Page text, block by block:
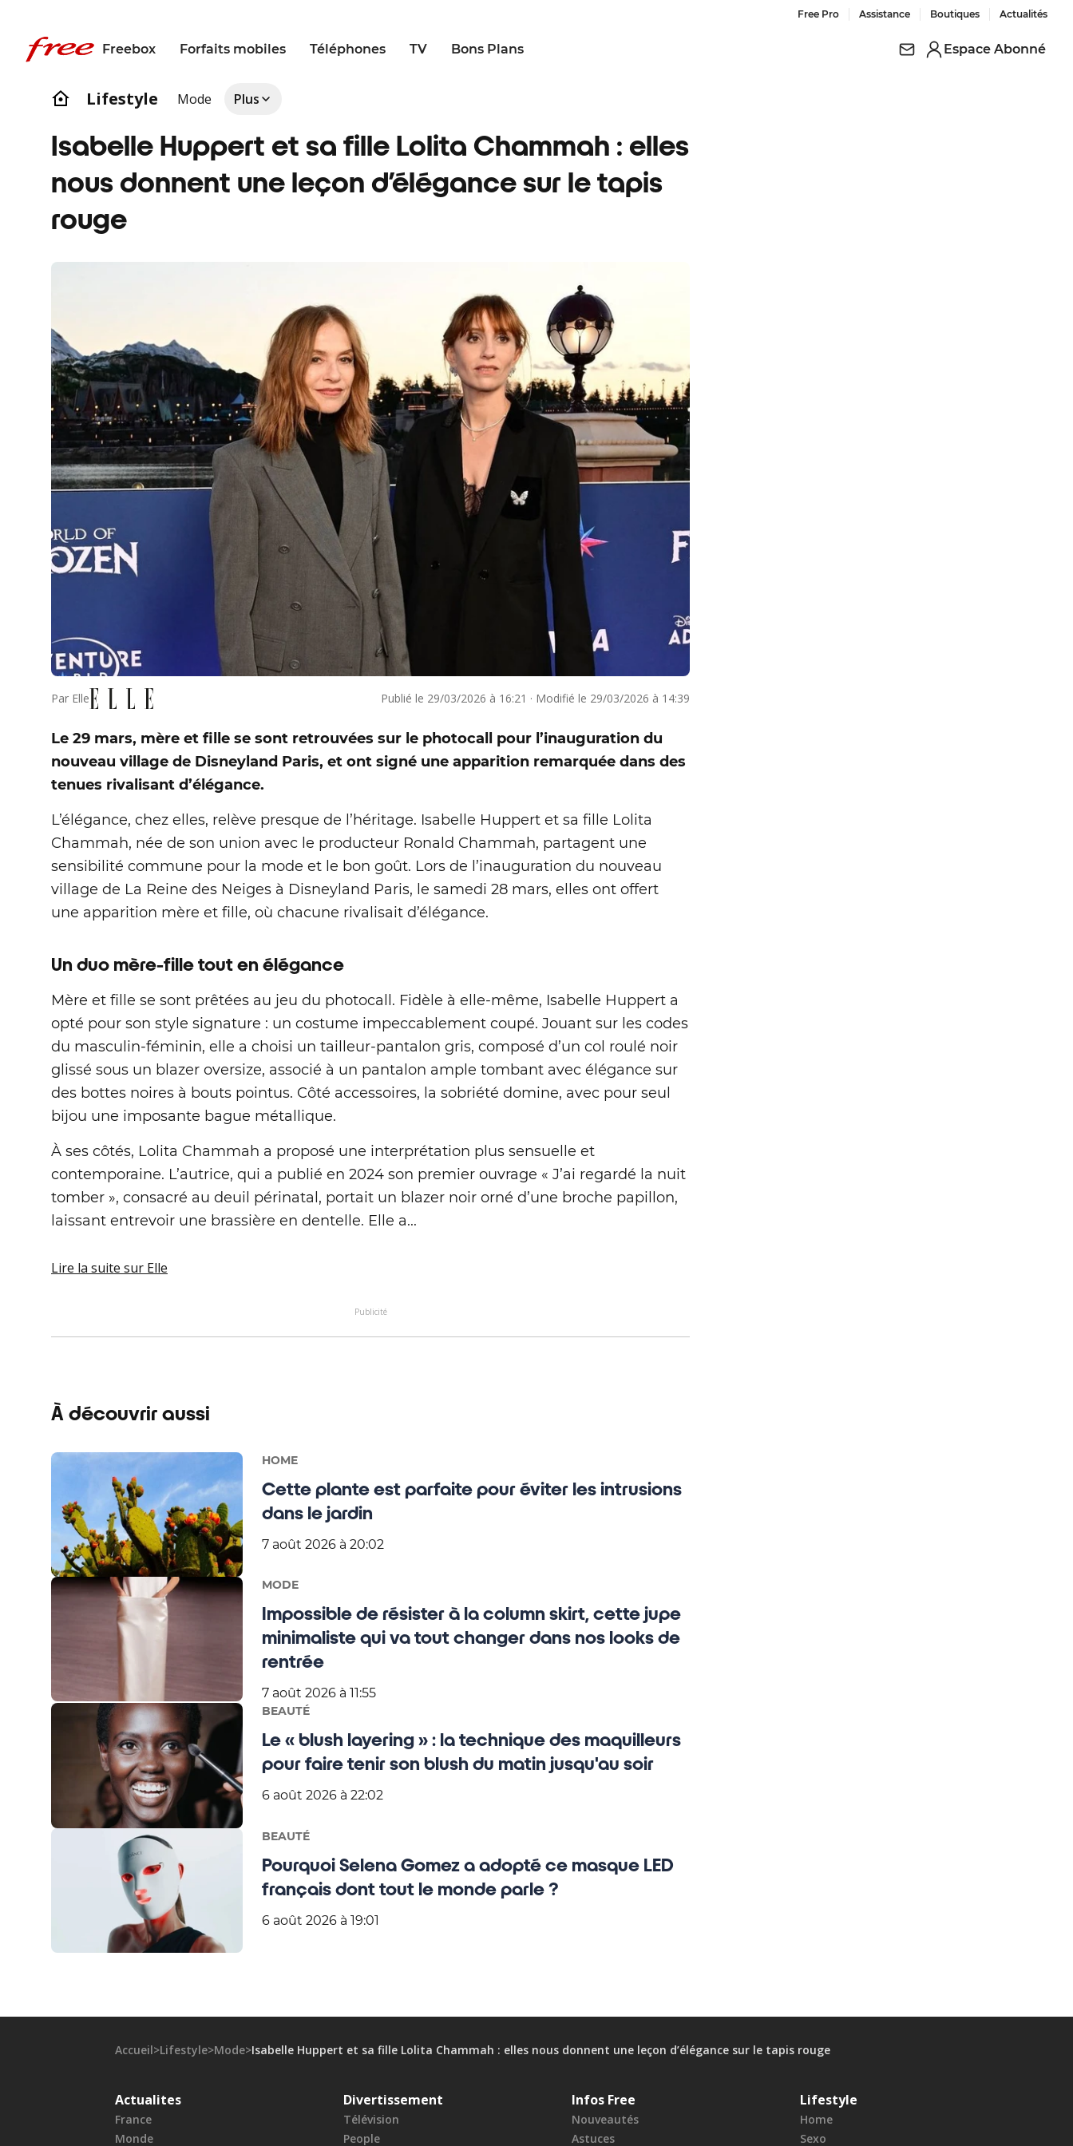
Free Pro Assistance Boutiques Actualités
Freebox Forfaits mobiles Téléphones TV Bons Plans Espace Abonné
Lifestyle Mode Plus
Isabelle Huppert et sa fille Lolita Chammah : elles
nous donnent une leçon d’élégance sur le tapis
rouge
Par Elle Publié le 29/03/2026 à 16:21 · Modifié le 29/03/2026 à 14:39
Le 29 mars, mère et fille se sont retrouvées sur le photocall pour l’inauguration du
nouveau village de Disneyland Paris, et ont signé une apparition remarquée dans des
tenues rivalisant d’élégance.
L’élégance, chez elles, relève presque de l’héritage. Isabelle Huppert et sa fille Lolita
Chammah, née de son union avec le producteur Ronald Chammah, partagent une
sensibilité commune pour la mode et le bon goût. Lors de l’inauguration du nouveau
village de La Reine des Neiges à Disneyland Paris, le samedi 28 mars, elles ont offert
une apparition mère et fille, où chacune rivalisait d’élégance.
Un duo mère-fille tout en élégance
Mère et fille se sont prêtées au jeu du photocall. Fidèle à elle-même, Isabelle Huppert a
opté pour son style signature : un costume impeccablement coupé. Jouant sur les codes
du masculin-féminin, elle a choisi un tailleur-pantalon gris, composé d’un col roulé noir
glissé sous un blazer oversize, associé à un pantalon ample tombant avec élégance sur
des bottes noires à bouts pointus. Côté accessoires, la sobriété domine, avec pour seul
bijou une imposante bague métallique.
À ses côtés, Lolita Chammah a proposé une interprétation plus sensuelle et
contemporaine. L’autrice, qui a publié en 2024 son premier ouvrage « J’ai regardé la nuit
tomber », consacré au deuil périnatal, portait un blazer noir orné d’une broche papillon,
laissant entrevoir une brassière en dentelle. Elle a...
Lire la suite sur Elle
Publicité
À découvrir aussi
HOME
Cette plante est parfaite pour éviter les intrusions
dans le jardin
7 août 2026 à 20:02
MODE
Impossible de résister à la column skirt, cette jupe
minimaliste qui va tout changer dans nos looks de
rentrée
7 août 2026 à 11:55
BEAUTÉ
Le « blush layering » : la technique des maquilleurs
pour faire tenir son blush du matin jusqu'au soir
6 août 2026 à 22:02
BEAUTÉ
Pourquoi Selena Gomez a adopté ce masque LED
français dont tout le monde parle ?
6 août 2026 à 19:01
Accueil>Lifestyle>Mode>Isabelle Huppert et sa fille Lolita Chammah : elles nous donnent une leçon d’élégance sur le tapis rouge
Actualites
France
Monde
Divertissement
Télévision
People
Infos Free
Nouveautés
Astuces
Lifestyle
Home
Sexo